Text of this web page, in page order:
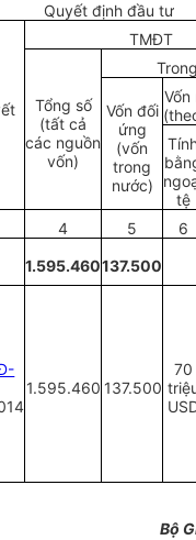
Quyết định đầu tư
TMĐT
Tổng số
(tất cả
các nguồn
vốn)
Vốn đối
ứng
(vốn
trong
nước)
tệ
4 5 6
1.595.460137.500
1.595.460 137.500
70
Bộ